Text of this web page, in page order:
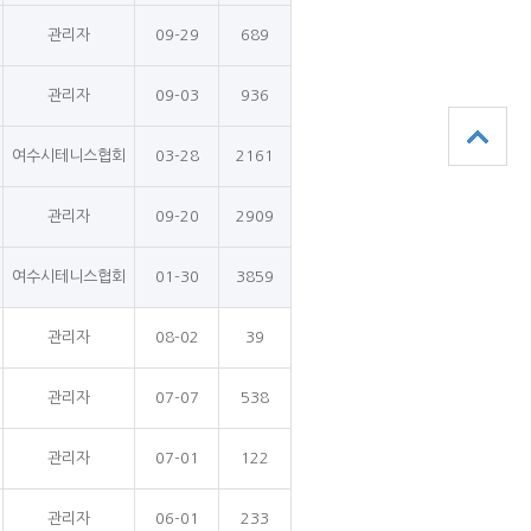
관리자 09-29 689
관리자 09-03 936
여수시테니스협회 03-28 2161
관리자 09-20 2909
여수시테니스협회 01-30 3859
관리자 08-02 39
관리자 07-07 538
관리자 07-01 122
관리자 06-01 233